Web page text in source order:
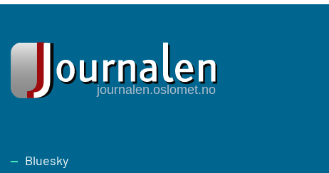
Footer
Bluesky